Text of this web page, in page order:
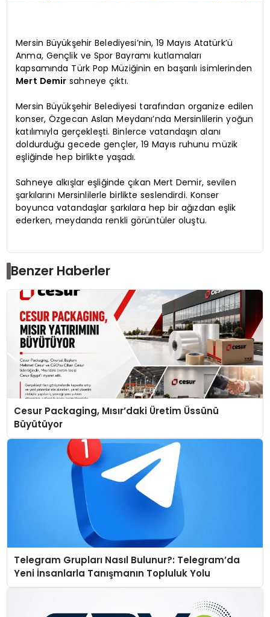
Mersin Büyükşehir Belediyesi’nin, 19 Mayıs Atatürk’ü
Anma, Gençlik ve Spor Bayramı kutlamaları
kapsamında Türk Pop Müziğinin en başarılı isimlerinden
Mert Demir sahneye çıktı.
Mersin Büyükşehir Belediyesi tarafından organize edilen
konser, Özgecan Aslan Meydanı’nda Mersinlilerin yoğun
katılımıyla gerçekleşti. Binlerce vatandaşın alanı
doldurduğu gecede gençler, 19 Mayıs ruhunu müzik
eşliğinde hep birlikte yaşadı.
Sahneye alkışlar eşliğinde çıkan Mert Demir, sevilen
şarkılarını Mersinlilerle birlikte seslendirdi. Konser
boyunca vatandaşlar şarkılara hep bir ağızdan eşlik
ederken, meydanda renkli görüntüler oluştu.
Benzer Haberler
Cesur Packaging, Mısır’daki Üretim Üssünü
Büyütüyor
Telegram Grupları Nasıl Bulunur?: Telegram’da
Yeni İnsanlarla Tanışmanın Topluluk Yolu